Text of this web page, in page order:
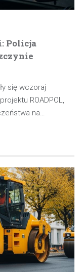
Policja
się wczoraj
ROADPOL,
na…